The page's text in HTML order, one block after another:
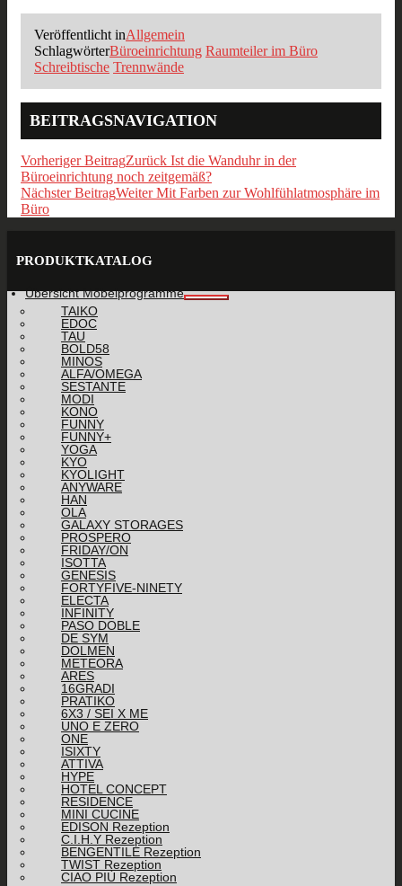
Veröffentlicht inAllgemein
SchlagwörterBüroeinrichtung Raumteiler im Büro
Schreibtische Trennwände
BEITRAGSNAVIGATION
Vorheriger BeitragZurück Ist die Wanduhr in der
Büroeinrichtung noch zeitgemäß?
Nächster BeitragWeiter Mit Farben zur Wohlfühlatmosphäre im
Büro
PRODUKTKATALOG
Übersicht Möbelprogramme
TAIKO
EDOC
TAU
BOLD58
MINOS
ALFA/OMEGA
SESTANTE
MODI
KONO
FUNNY
FUNNY+
YOGA
KYO
KYOLIGHT
ANYWARE
HAN
OLA
GALAXY STORAGES
PROSPERO
FRIDAY/ON
ISOTTA
GENESIS
FORTYFIVE-NINETY
ELECTA
INFINITY
PASO DOBLE
DE SYM
DOLMEN
METEORA
ARES
16GRADI
PRATIKO
6X3 / SEI X ME
UNO E ZERO
ONE
ISIXTY
ATTIVA
HYPE
HOTEL CONCEPT
RESIDENCE
MINI CUCINE
EDISON Rezeption
C.I.H.Y Rezeption
BENGENTILE Rezeption
TWIST Rezeption
CIAO PIÙ Rezeption